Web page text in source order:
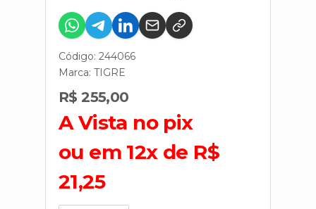
Código: 244066
Marca: TIGRE
R$ 255,00
A Vista no pix
ou em 12x de R$
21,25